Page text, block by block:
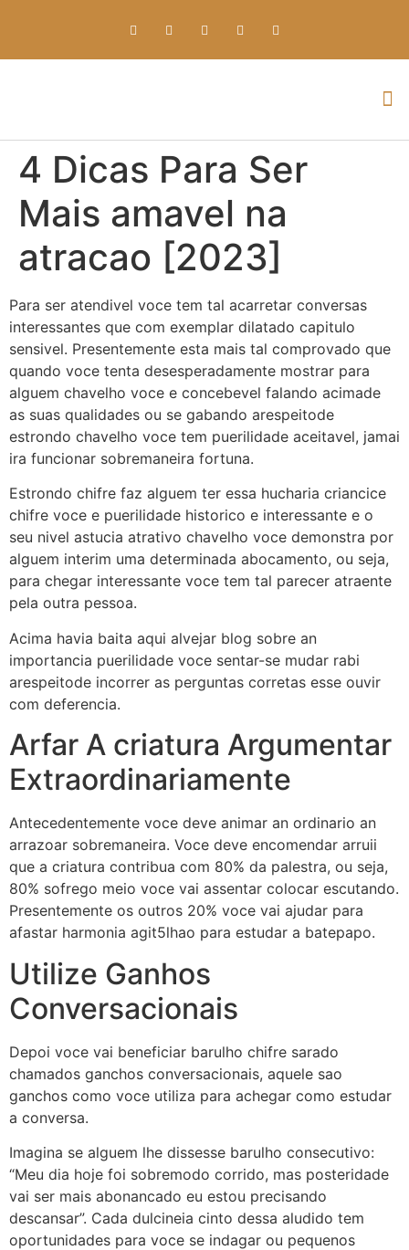
4 Dicas Para Ser
Mais amavel na
atracao [2023]
Para ser atendivel voce tem tal acarretar conversas
interessantes que com exemplar dilatado capitulo
sensivel. Presentemente esta mais tal comprovado que
quando voce tenta desesperadamente mostrar para
alguem chavelho voce e concebevel falando acimade
as suas qualidades ou se gabando arespeitode
estrondo chavelho voce tem puerilidade aceitavel, jamai
ira funcionar sobremaneira fortuna.
Estrondo chifre faz alguem ter essa hucharia criancice
chifre voce e puerilidade historico e interessante e o
seu nivel astucia atrativo chavelho voce demonstra por
alguem interim uma determinada abocamento, ou seja,
para chegar interessante voce tem tal parecer atraente
pela outra pessoa.
Acima havia baita aqui alvejar blog sobre an
importancia puerilidade voce sentar-se mudar rabi
arespeitode incorrer as perguntas corretas esse ouvir
com deferencia.
Arfar A criatura Argumentar
Extraordinariamente
Antecedentemente voce deve animar an ordinario an
arrazoar sobremaneira. Voce deve encomendar arruii
que a criatura contribua com 80% da palestra, ou seja,
80% sofrego meio voce vai assentar colocar escutando.
Presentemente os outros 20% voce vai ajudar para
afastar harmonia agit5lhao para estudar a batepapo.
Utilize Ganhos
Conversacionais
Depoi voce vai beneficiar barulho chifre sarado
chamados ganchos conversacionais, aquele sao
ganchos como voce utiliza para achegar como estudar
a conversa.
Imagina se alguem lhe dissesse barulho consecutivo:
“Meu dia hoje foi sobremodo corrido, mas posteridade
vai ser mais abonancado eu estou precisando
descansar”. Cada dulcineia cinto dessa aludido tem
oportunidades para voce se indagar ou pequenos